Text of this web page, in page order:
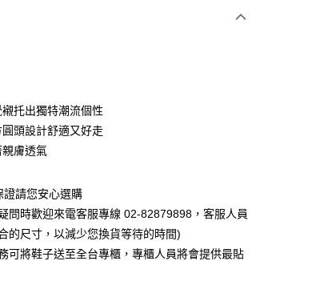
含以上)免運費
托出獨特潮流個性
頭設計舒適又好走
膚透氣
證請您安心選購
問時歡迎來電客服專線 02-82879898，客服人員
的尺寸，以減少您換貨等待的時間)
可將鞋子送至全台專櫃，專櫃人員將會提供最貼